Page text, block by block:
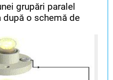
grupări paralel
o schemă de